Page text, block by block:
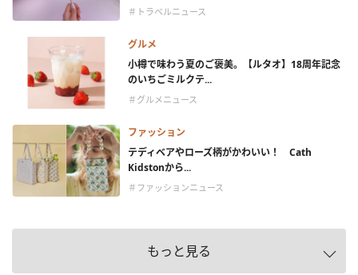
＃トラベルニュース
グルメ
小樽で味わう夏のご褒美。【ルタオ】18周年記念
のいちごミルクテ...
＃グルメニュース
ファッション
テディベアやローズ柄がかわいい！ Cath
Kidstonから...
＃ファッションニュース
もっと見る